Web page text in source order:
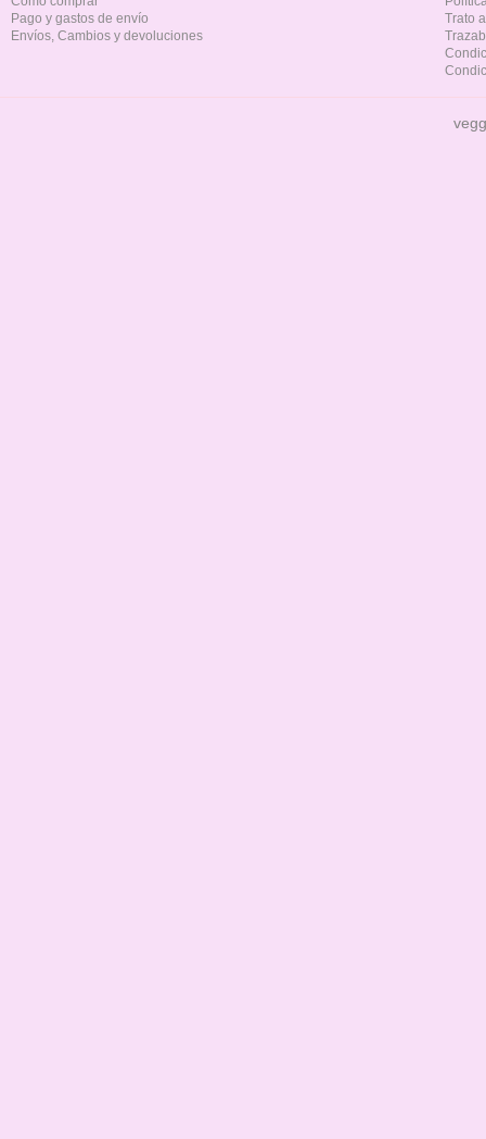
Pago y gastos de envío
Envíos, Cambios y devoluciones
Trato